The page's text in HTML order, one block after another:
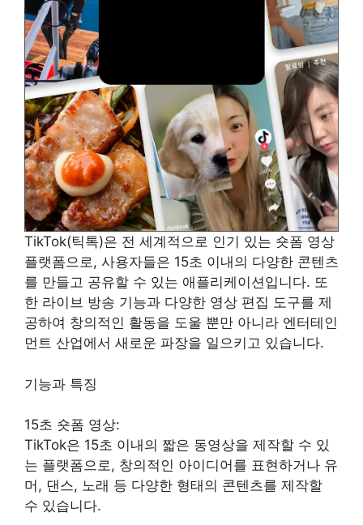
TikTok(틱톡)은 전 세계적으로 인기 있는 숏폼 영상
플랫폼으로, 사용자들은 15초 이내의 다양한 콘텐츠
를 만들고 공유할 수 있는 애플리케이션입니다. 또
한 라이브 방송 기능과 다양한 영상 편집 도구를 제
공하여 창의적인 활동을 도울 뿐만 아니라 엔터테인
먼트 산업에서 새로운 파장을 일으키고 있습니다.
기능과 특징
15초 숏폼 영상:
TikTok은 15초 이내의 짧은 동영상을 제작할 수 있
는 플랫폼으로, 창의적인 아이디어를 표현하거나 유
머, 댄스, 노래 등 다양한 형태의 콘텐츠를 제작할
수 있습니다.